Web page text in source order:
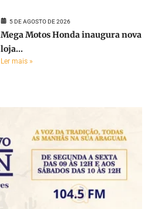
5 DE AGOSTO DE 2026
Mega Motos Honda inaugura nova
loja...
Ler mais »